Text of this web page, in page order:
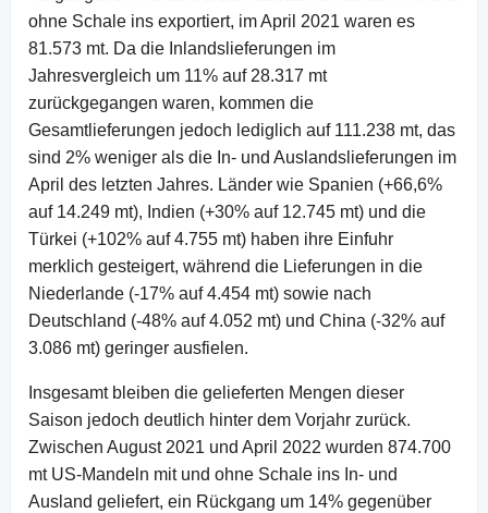
ohne Schale ins exportiert, im April 2021 waren es
81.573 mt. Da die Inlandslieferungen im
Jahresvergleich um 11% auf 28.317 mt
zurückgegangen waren, kommen die
Gesamtlieferungen jedoch lediglich auf 111.238 mt, das
sind 2% weniger als die In- und Auslandslieferungen im
April des letzten Jahres. Länder wie Spanien (+66,6%
auf 14.249 mt), Indien (+30% auf 12.745 mt) und die
Türkei (+102% auf 4.755 mt) haben ihre Einfuhr
merklich gesteigert, während die Lieferungen in die
Niederlande (-17% auf 4.454 mt) sowie nach
Deutschland (-48% auf 4.052 mt) und China (-32% auf
3.086 mt) geringer ausfielen.
Insgesamt bleiben die gelieferten Mengen dieser
Saison jedoch deutlich hinter dem Vorjahr zurück.
Zwischen August 2021 und April 2022 wurden 874.700
mt US-Mandeln mit und ohne Schale ins In- und
Ausland geliefert, ein Rückgang um 14% gegenüber